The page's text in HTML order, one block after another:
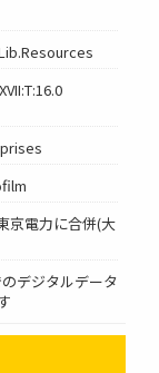
京電力に合併(大
デジタルデータ